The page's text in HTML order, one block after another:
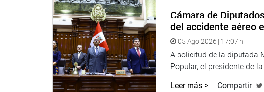
Cámara de
del accidente aéreo
05 Ago 2026 | 17:07 h
A solicitud de la diputada
Popular, el presidente de
Leer más > Compartir